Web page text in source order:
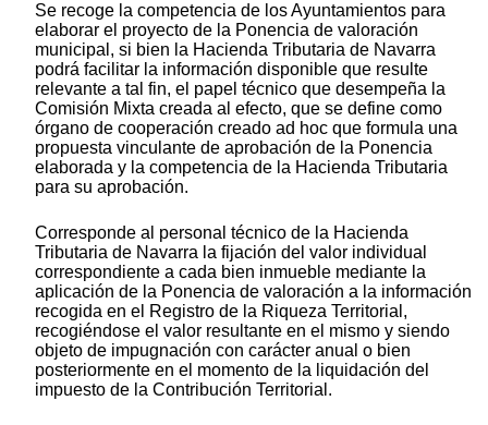
Se recoge la competencia de los Ayuntamientos para
elaborar el proyecto de la Ponencia de valoración
municipal, si bien la Hacienda Tributaria de Navarra
podrá facilitar la información disponible que resulte
relevante a tal fin, el papel técnico que desempeña la
Comisión Mixta creada al efecto, que se define como
órgano de cooperación creado ad hoc que formula una
propuesta vinculante de aprobación de la Ponencia
elaborada y la competencia de la Hacienda Tributaria
para su aprobación.
Corresponde al personal técnico de la Hacienda
Tributaria de Navarra la fijación del valor individual
correspondiente a cada bien inmueble mediante la
aplicación de la Ponencia de valoración a la información
recogida en el Registro de la Riqueza Territorial,
recogiéndose el valor resultante en el mismo y siendo
objeto de impugnación con carácter anual o bien
posteriormente en el momento de la liquidación del
impuesto de la Contribución Territorial.